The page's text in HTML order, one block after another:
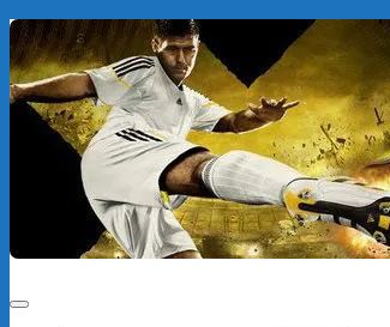
Перейти
к
содержимому